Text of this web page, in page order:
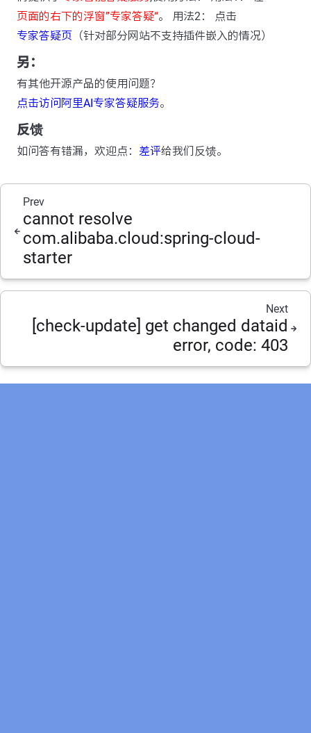
页面的右下的浮窗”专家答疑“。 用法2： 点击
专家答疑页 （针对部分网站不支持插件嵌入的情况）
另：
有其他开源产品的使用问题？
点击访问阿里AI专家答疑服务。
反馈
如问答有错漏，欢迎点： 差评给我们反馈。
Prev
cannot resolve
com.alibaba.cloud:spring-cloud-
starter
Next
[check-update] get changed dataid
error, code: 403